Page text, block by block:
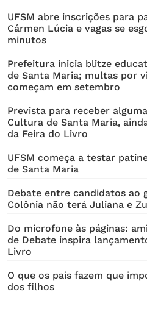
UFSM abre inscrições para
Cármen Lúcia e vagas se
minutos
Prefeitura inicia blitze
de Santa Maria; multas por
começam em setembro
Prevista para receber
Cultura de Santa Maria,
da Feira do Livro
UFSM começa a testar
de Santa Maria
Debate entre candidatos ao
Colônia não terá Juliana e
Do microfone às páginas:
de Debate inspira
Livro
O que os pais fazem que
dos filhos